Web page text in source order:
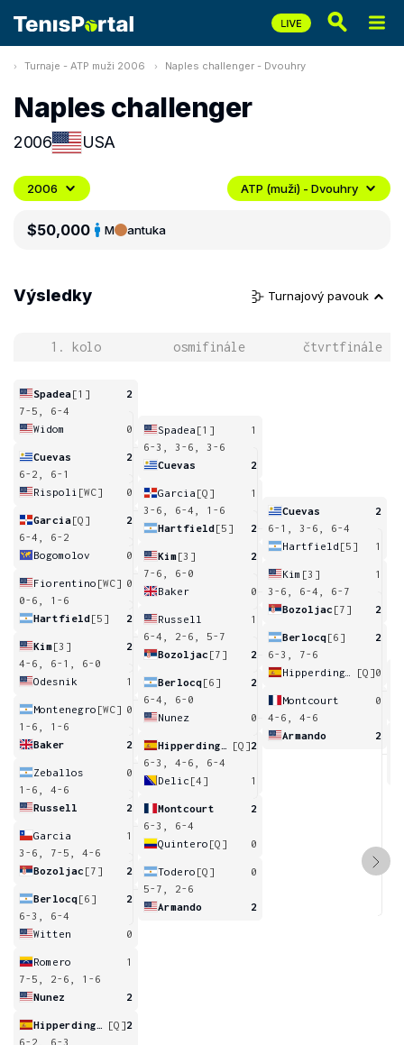
Turnaje - ATP muži 2006 Naples challenger - Dvouhry
Naples challenger
2006 USA
2006 ATP (muži) - Dvouhry
$50,000 M antuka
Výsledky Turnajový pavouk
1. kolo osmifinále čtvrtfinále
Spadea[1]
2
7-5, 6-4
Widom
0
Cuevas
2
6-2, 6-1
Rispoli [WC] 0
Garcia[Q]
2
6-4, 6-2
Bogomolov
0
Fiorentino [WC] 0
0-6, 1-6
Hartfield[5] 2
Kim[3]
2
4-6, 6-1, 6-0
Odesnik
1
Montenegro [WC] 0
1-6, 1-6
Baker
2
Zeballos
0
1-6, 4-6
Russell
2
Garcia
1
3-6, 7-5, 4-6
Bozoljac [7] 2
Berlocq[6]
2
6-3, 6-4
Witten
0
Romero
1
7-5, 2-6, 1-6
Nunez
2
[Q]2
6-2, 6-3
Spadea [1]
1
6-3, 3-6, 3-6
Cuevas
2
Garcia [Q]
1
3-6, 6-4, 1-6
Hartfield[5] 2
Kim[3]
2
7-6, 6-0
Baker
0
Russell
1
6-4, 2-6, 5-7
Bozoljac [7] 2
Berlocq[6]
2
6-4, 6-0
Nunez
0
[Q]2
6-3, 4-6, 6-4
Delic [4] 1
Montcourt
2
6-3, 6-4
Quintero [Q] 0
Todero [Q]
0
5-7, 2-6
Armando
2
Cuevas
2
6-1, 3-6, 6-4
Hartfield [5] 1
Kim [3]
1
3-6, 6-4, 6-7
Bozoljac [7] 2
Berlocq[6]
2
6-3, 7-6
[Q]0
Montcourt
0
4-6, 4-6
Armando
2